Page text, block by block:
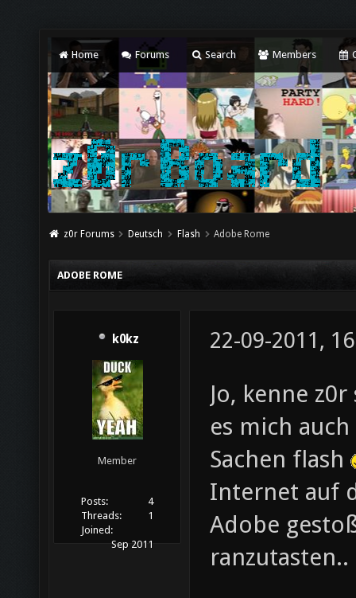
Home Forums Search Members
z0r Forums Deutsch Flash Adobe Rome
ADOBE ROME
k0kz
Member
Posts:
4
Threads:
1
Joined:
Sep 2011
22-09-2011,
Jo, kenne
es mich
Sachen flash
Internet auf
Adobe
ranzutasten..